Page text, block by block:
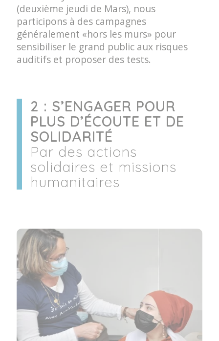
(deuxième jeudi de Mars), nous
participons à des campagnes
généralement «hors les murs» pour
sensibiliser le grand public aux risques
auditifs et proposer des tests.
2 : S’ENGAGER POUR
PLUS D’ÉCOUTE ET DE
SOLIDARITÉ
Par des actions
solidaires et missions
humanitaires